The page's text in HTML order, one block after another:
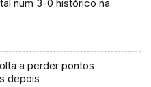
num 3-0 histórico na
a perder pontos
depois